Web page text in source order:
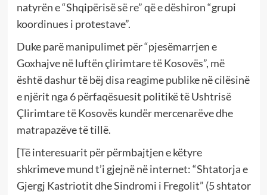
natyrën e “Shqipërisë së re” që e dëshiron “grupi
koordinues i protestave”.
Duke parë manipulimet për “pjesëmarrjen e
Goxhajve në luftën çlirimtare të Kosovës”, më
është dashur të bëj disa reagime publike në cilësinë
e njërit nga 6 përfaqësuesit politikë të Ushtrisë
Çlirimtare të Kosovës kundër mercenarëve dhe
matrapazëve të tillë.
[Të interesuarit për përmbajtjen e këtyre
shkrimeve mund t’i gjejnë në internet: “Shtatorja e
Gjergj Kastriotit dhe Sindromi i Fregolit” (5 shtator